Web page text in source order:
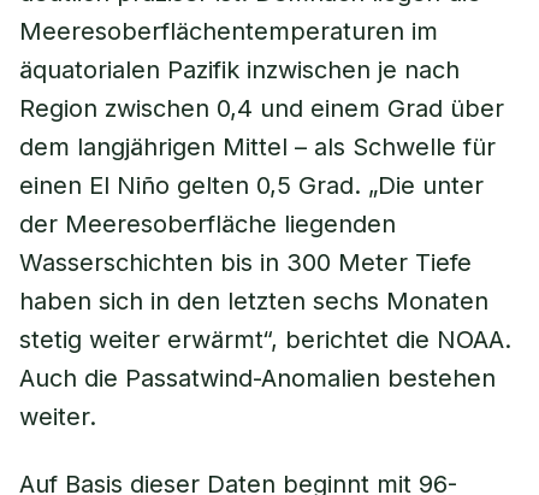
Meeresoberflächentemperaturen im
äquatorialen Pazifik inzwischen je nach
Region zwischen 0,4 und einem Grad über
dem langjährigen Mittel – als Schwelle für
einen El Niño gelten 0,5 Grad. „Die unter
der Meeresoberfläche liegenden
Wasserschichten bis in 300 Meter Tiefe
haben sich in den letzten sechs Monaten
stetig weiter erwärmt“, berichtet die NOAA.
Auch die Passatwind-Anomalien bestehen
weiter.
Auf Basis dieser Daten beginnt mit 96-